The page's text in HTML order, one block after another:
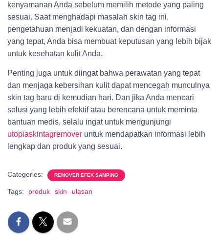
kenyamanan Anda sebelum memilih metode yang paling
sesuai. Saat menghadapi masalah skin tag ini,
pengetahuan menjadi kekuatan, dan dengan informasi
yang tepat, Anda bisa membuat keputusan yang lebih bijak
untuk kesehatan kulit Anda.
Penting juga untuk diingat bahwa perawatan yang tepat
dan menjaga kebersihan kulit dapat mencegah munculnya
skin tag baru di kemudian hari. Dan jika Anda mencari
solusi yang lebih efektif atau berencana untuk meminta
bantuan medis, selalu ingat untuk mengunjungi
utopiaskintagremover untuk mendapatkan informasi lebih
lengkap dan produk yang sesuai.
Categories: REMOVER EFEK SAMPING
Tags: produk skin ulasan